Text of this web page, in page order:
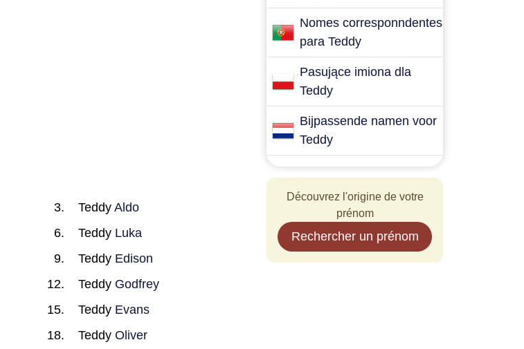
TeddyAldo
Teddy Luka
Teddy Edison
Teddy Godfrey
Teddy Evans
TeddyOliver
Nomes corresponndentes
para Teddy
Pasujące imiona dla
Teddy
Bijpassende namen voor
Teddy
Découvrez l'origine de votre
prénom
Rechercher un prénom